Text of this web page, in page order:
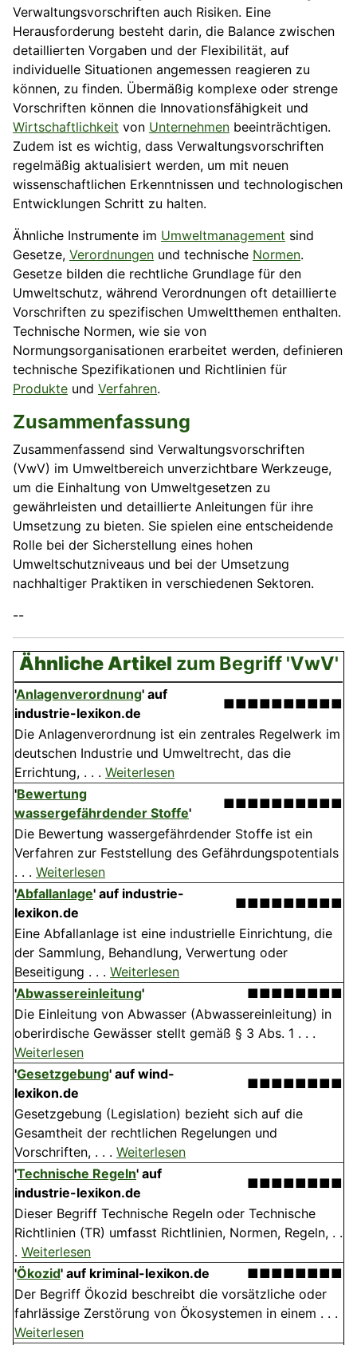
Verwaltungsvorschriften auch Risiken. Eine
Herausforderung besteht darin, die Balance zwischen
detaillierten Vorgaben und der Flexibilität, auf
individuelle Situationen angemessen reagieren zu
können, zu finden. Übermäßig komplexe oder strenge
Vorschriften können die Innovationsfähigkeit und
Wirtschaftlichkeit von Unternehmen beeinträchtigen.
Zudem ist es wichtig, dass Verwaltungsvorschriften
regelmäßig aktualisiert werden, um mit neuen
wissenschaftlichen Erkenntnissen und technologischen
Entwicklungen Schritt zu halten.
Ähnliche Instrumente im Umweltmanagement sind
Gesetze, Verordnungen und technische Normen.
Gesetze bilden die rechtliche Grundlage für den
Umweltschutz, während Verordnungen oft detaillierte
Vorschriften zu spezifischen Umweltthemen enthalten.
Technische Normen, wie sie von
Normungsorganisationen erarbeitet werden, definieren
technische Spezifikationen und Richtlinien für
Produkte und Verfahren.
Zusammenfassung
Zusammenfassend sind Verwaltungsvorschriften
(VwV) im Umweltbereich unverzichtbare Werkzeuge,
um die Einhaltung von Umweltgesetzen zu
gewährleisten und detaillierte Anleitungen für ihre
Umsetzung zu bieten. Sie spielen eine entscheidende
Rolle bei der Sicherstellung eines hohen
Umweltschutzniveaus und bei der Umsetzung
nachhaltiger Praktiken in verschiedenen Sektoren.
--
Ähnliche Artikel zum Begriff 'VwV'
'Anlagenverordnung' auf
industrie-lexikon.de
■■■■■■■■■■
Die Anlagenverordnung ist ein zentrales Regelwerk im
deutschen Industrie und Umweltrecht, das die
Errichtung, . . . Weiterlesen
'Bewertung
wassergefährdender Stoffe'
■■■■■■■■■■
Die Bewertung wassergefährdender Stoffe ist ein
Verfahren zur Feststellung des Gefährdungspotentials
. . . Weiterlesen
'Abfallanlage' auf industrie-
lexikon.de
■■■■■■■■■
Eine Abfallanlage ist eine industrielle Einrichtung, die
der Sammlung, Behandlung, Verwertung oder
Beseitigung . . . Weiterlesen
'Abwassereinleitung'
■■■■■■■■
Die Einleitung von Abwasser (Abwassereinleitung) in
oberirdische Gewässer stellt gemäß § 3 Abs. 1 . . .
Weiterlesen
'Gesetzgebung' auf wind-
lexikon.de
■■■■■■■■
Gesetzgebung (Legislation) bezieht sich auf die
Gesamtheit der rechtlichen Regelungen und
Vorschriften, . . . Weiterlesen
'Technische Regeln' auf
industrie-lexikon.de
■■■■■■■■
Dieser Begriff Technische Regeln oder Technische
Richtlinien (TR) umfasst Richtlinien, Normen, Regeln, . .
. Weiterlesen
'Ökozid' auf kriminal-lexikon.de
■■■■■■■■
Der Begriff Ökozid beschreibt die vorsätzliche oder
fahrlässige Zerstörung von Ökosystemen in einem . . .
Weiterlesen